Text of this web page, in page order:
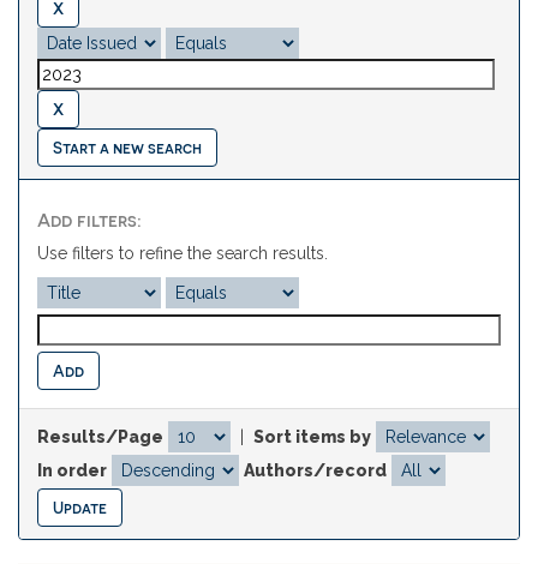
Start a new search
Add filters:
Use filters to refine the search results.
Results/Page
Sort items by
In order
Authors/record